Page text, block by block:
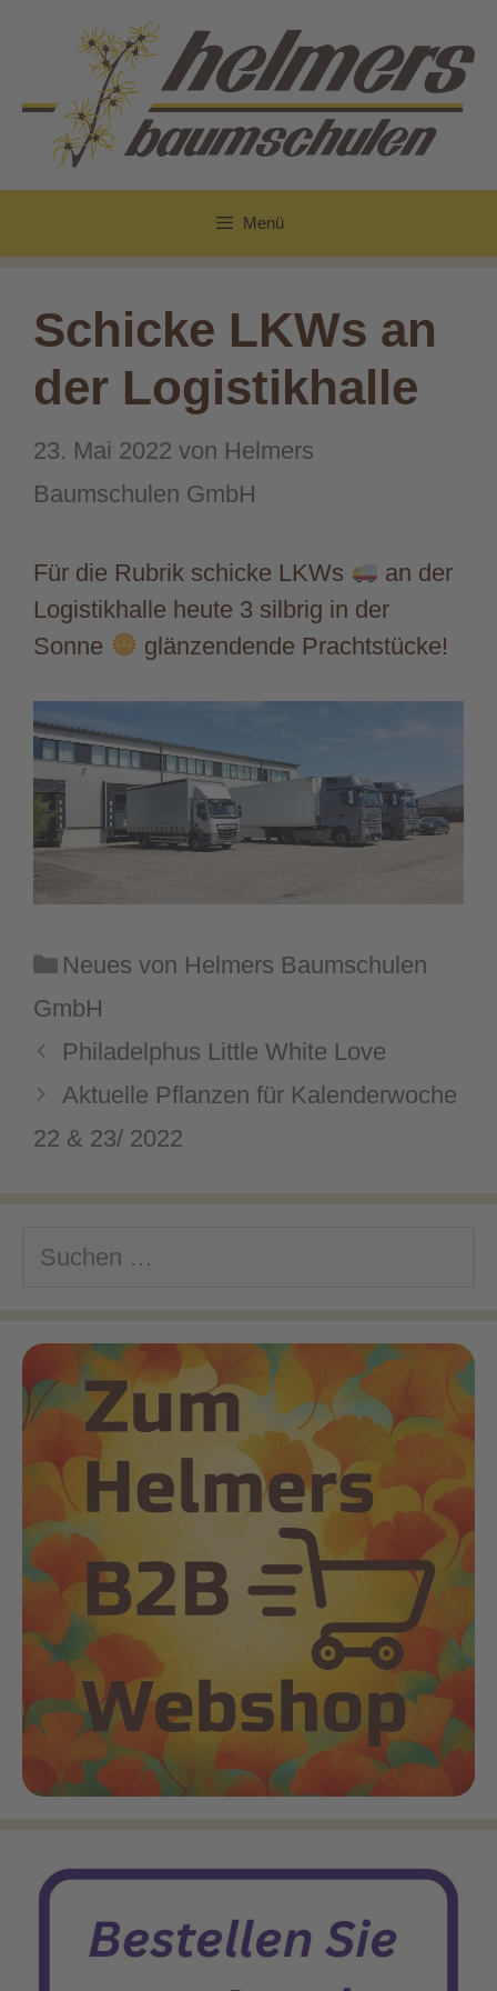
springen
Menü
Schicke LKWs an
der Logistikhalle
23. Mai 2022 von Helmers
Baumschulen GmbH
Für die Rubrik schicke LKWs
an der
Logistikhalle heute 3 silbrig in der
Sonne
glänzendende Prachtstücke!
Kategorien
Neues von Helmers Baumschulen
GmbH
Philadelphus Little White Love
Aktuelle Pflanzen für Kalenderwoche
22 & 23/ 2022
nach: